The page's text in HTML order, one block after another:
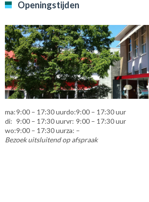
Openingstijden
ma:
di:
wo:
9:00 – 17:30 uur
9:00 – 17:30 uur
9:00 – 17:30 uur
do:
vr:
za:
9:00 – 17:30 uur
9:00 – 17:30 uur
–
Bezoek uitsluitend op afspraak